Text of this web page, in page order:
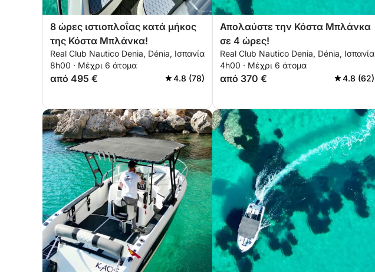
8 ώρες ιστιοπλοΐας κατά μήκος
της Κόστα Μπλάνκα!
Real Club Nautico Denia, Dénia, Ισπανία
8h00 · Μέχρι 6 άτομα
από 495 € 4.8 (78)
Απολαύστε την Κόστα Μπλάνκα
σε 4 ώρες!
Real Club Nautico Denia, Dénia, Ισπανία
4h00 · Μέχρι 6 άτομα
από 370 € 4.8 (62)